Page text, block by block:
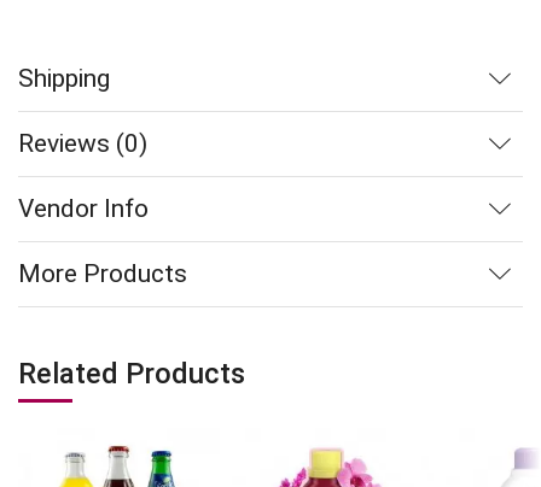
Shipping
Reviews (0)
Vendor Info
More Products
Related Products